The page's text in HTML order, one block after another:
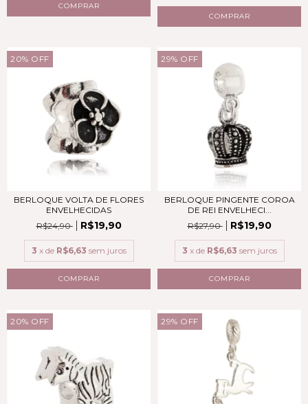
COMPRAR
COMPRAR
20% OFF
BERLOQUE VOLTA DE FLORES
ENVELHECIDAS
R$24,90
R$19,90
3 x de R$6,63 sem juros
COMPRAR
29% OFF
BERLOQUE PINGENTE COROA
DE REI ENVELHECI...
R$27,90
R$19,90
3 x de R$6,63 sem juros
COMPRAR
20% OFF 29% OFF